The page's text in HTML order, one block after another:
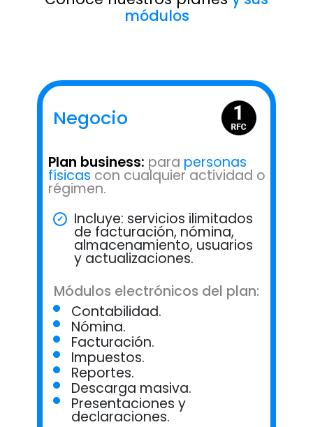
módulos
Negocio
Plan business: para personas
físicas con cualquier actividad o
régimen.
Incluye: servicios ilimitados
de facturación, nómina,
almacenamiento, usuarios
y actualizaciones.
Módulos electrónicos del plan:
Contabilidad.
Nómina.
Facturación.
Impuestos.
Reportes.
Descarga masiva.
Presentaciones y
declaraciones.